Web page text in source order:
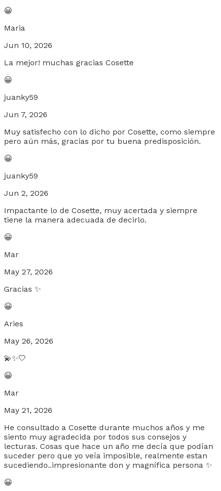
😀
Maria
Jun 10, 2026
La mejor! muchas gracias Cosette
😀
juanky59
Jun 7, 2026
Muy satisfecho con lo dicho por Cosette, como siempre
pero aún más, gracias por tu buena predisposición.
😀
juanky59
Jun 2, 2026
Impactante lo de Cosette, muy acertada y siempre
tiene la manera adecuada de decirlo.
😀
Mar
May 27, 2026
Gracias ✨️
😀
Aries
May 26, 2026
💫✨🤍
😀
Mar
May 21, 2026
He consultado a Cosette durante muchos años y me
siento muy agradecida por todos sus consejos y
lecturas. Cosas que hace un año me decía que podían
suceder pero que yo veía imposible, realmente estan
sucediendo..impresionante don y magnífica persona ✨️
😀